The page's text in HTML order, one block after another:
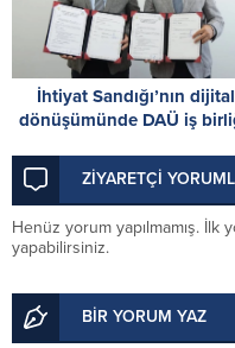
İhtiyat Sandığı’nın dijital
dönüşümünde DAÜ iş
ZİYARETÇİ
Henüz yorum yapılmamış. İlk
yapabilirsiniz.
BİR YORUM YAZ